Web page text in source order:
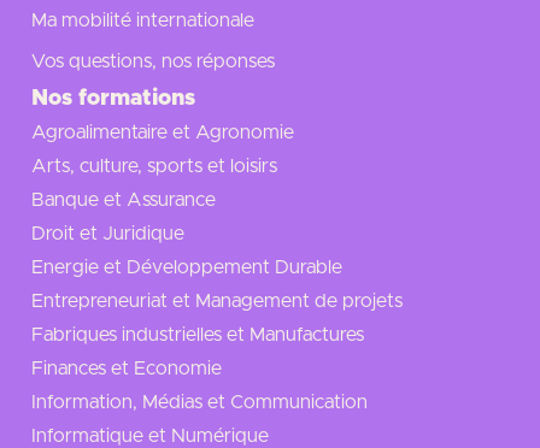
Ma mobilité internationale
Vos questions, nos réponses
Nos formations
Agroalimentaire et Agronomie
Arts, culture, sports et loisirs
Banque et Assurance
Droit et Juridique
Energie et Développement Durable
Entrepreneuriat et Management de projets
Fabriques industrielles et Manufactures
Finances et Economie
Information, Médias et Communication
Informatique et Numérique